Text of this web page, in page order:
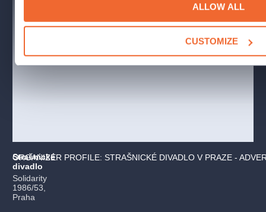
ALLOW ALL
CUSTOMIZE
Strašnické
divadlo
Solidarity
1986/53,
Praha
ORGANIZER PROFILE: STRAŠNICKÉ DIVADLO V PRAZE -